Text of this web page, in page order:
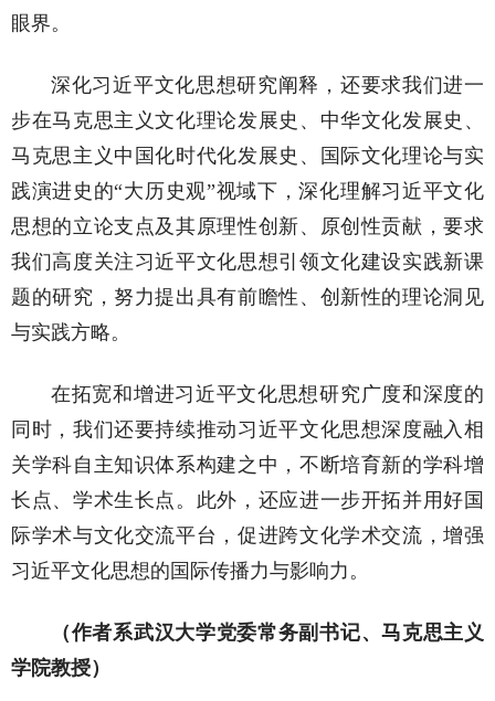
眼界。
深化习近平文化思想研究阐释，还要求我们进一
步在马克思主义文化理论发展史、中华文化发展史、
马克思主义中国化时代化发展史、国际文化理论与实
践演进史的“大历史观”视域下，深化理解习近平文化
思想的立论支点及其原理性创新、原创性贡献，要求
我们高度关注习近平文化思想引领文化建设实践新课
题的研究，努力提出具有前瞻性、创新性的理论洞见
与实践方略。
在拓宽和增进习近平文化思想研究广度和深度的
同时，我们还要持续推动习近平文化思想深度融入相
关学科自主知识体系构建之中，不断培育新的学科增
长点、学术生长点。此外，还应进一步开拓并用好国
际学术与文化交流平台，促进跨文化学术交流，增强
习近平文化思想的国际传播力与影响力。
（作者系武汉大学党委常务副书记、马克思主义
学院教授）